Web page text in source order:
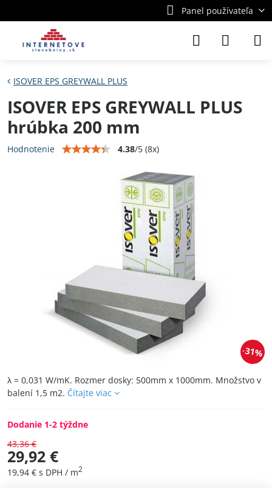
Panel používateľa
31%
ISOVER EPS GREYWALL PLUS
ISOVER EPS GREYWALL PLUS
hrúbka 200 mm
Hodnotenie 4.38/5 (8x)
λ = 0,031 W/mK. Rozmer dosky: 500mm x 1000mm. Množstvo v
balení 1,5 m2. Čítajte viac
Dodanie 1-2 týždne
43,36 €
29,92 €
19,94 € s DPH / m2